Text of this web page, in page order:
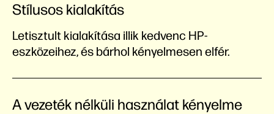
Stílusos kialakítás
Letisztult kialakítása illik kedvenc HP-
eszközeihez, és bárhol kényelmesen elfér.
A vezeték nélküli használat kényelme